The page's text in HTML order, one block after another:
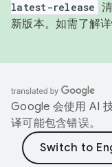
latest-release
新版本。如需了解
Google 会使用 AI
译可能包含错误。